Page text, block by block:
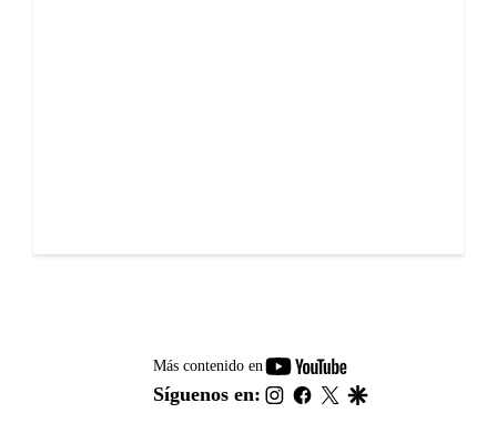
Más contenido en
youtube-
footer
Síguenos en: instagram
facebook
twitter